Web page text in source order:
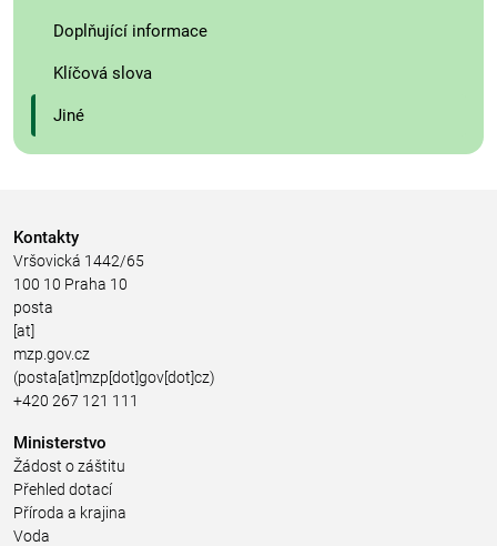
Doplňující informace
Klíčová slova
Jiné
Kontakty
Vršovická 1442/65
100 10 Praha 10
posta
[at]
mzp.gov.cz
(posta[at]mzp[dot]gov[dot]cz)
+420 267 121 111
Ministerstvo
Žádost o záštitu
Přehled dotací
Příroda a krajina
Voda